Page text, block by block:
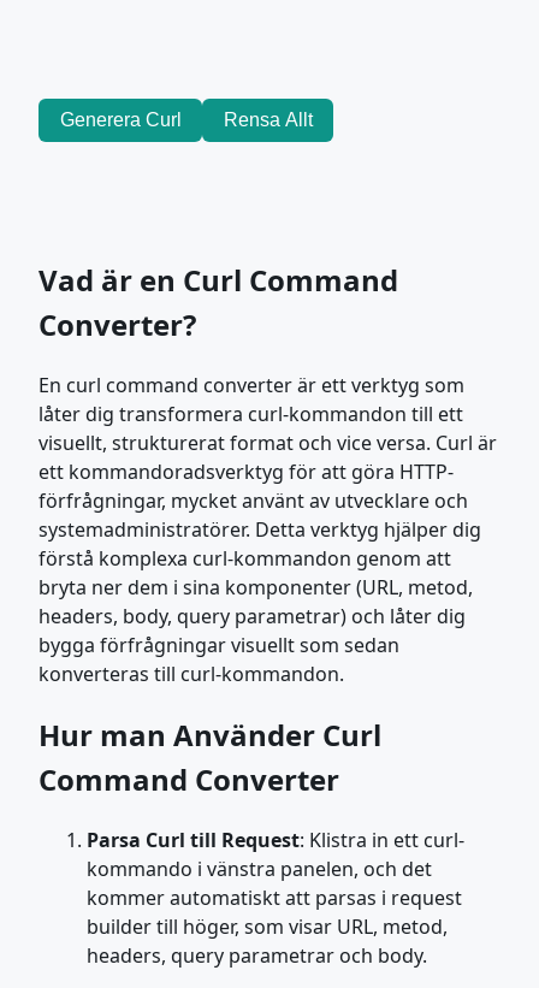
Generera Curl Rensa Allt
Vad är en Curl Command
Converter?
En curl command converter är ett verktyg som
låter dig transformera curl-kommandon till ett
visuellt, strukturerat format och vice versa. Curl är
ett kommandoradsverktyg för att göra HTTP-
förfrågningar, mycket använt av utvecklare och
systemadministratörer. Detta verktyg hjälper dig
förstå komplexa curl-kommandon genom att
bryta ner dem i sina komponenter (URL, metod,
headers, body, query parametrar) och låter dig
bygga förfrågningar visuellt som sedan
konverteras till curl-kommandon.
Hur man Använder Curl
Command Converter
Parsa Curl till Request: Klistra in ett curl-
kommando i vänstra panelen, och det
kommer automatiskt att parsas i request
builder till höger, som visar URL, metod,
headers, query parametrar och body.